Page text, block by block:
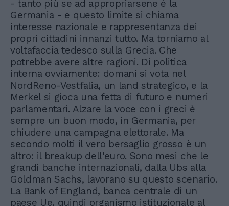
- tanto più se ad appropriarsene è la
Germania - e questo limite si chiama
interesse nazionale e rappresentanza dei
propri cittadini innanzi tutto. Ma torniamo al
voltafaccia tedesco sulla Grecia. Che
potrebbe avere altre ragioni. Di politica
interna ovviamente: domani si vota nel
NordReno-Vestfalia, un land strategico, e la
Merkel si gioca una fetta di futuro e numeri
parlamentari. Alzare la voce con i greci è
sempre un buon modo, in Germania, per
chiudere una campagna elettorale. Ma
secondo molti il vero bersaglio grosso è un
altro: il breakup dell'euro. Sono mesi che le
grandi banche internazionali, dalla Ubs alla
Goldman Sachs, lavorano su questo scenario.
La Bank of England, banca centrale di un
paese Ue, quindi organismo istituzionale al